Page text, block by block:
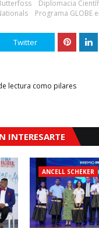
Diplomacia
Programa GLOBE
Twitter
lectura como pilares
INTERESARTE
ANCELL SCHEKER